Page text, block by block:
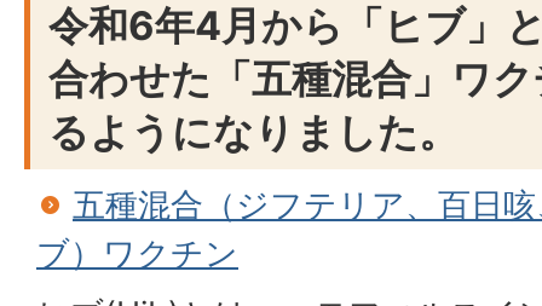
令和6年4月から「ヒブ」
合わせた「五種混合」ワ
るようになりました。
五種混合（ジフテリア、百日
ブ）ワクチン